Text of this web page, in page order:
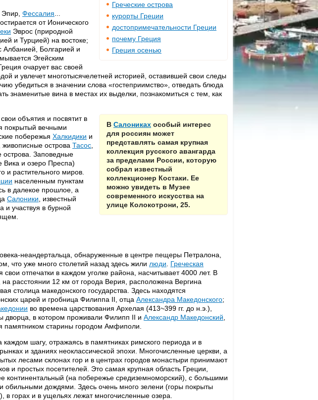
Греческие острова
курорты Греции
достопримечательности Греции
почему Греция
Греция осенью
Эпир, Фессалия
от Ионического
Эврос (природной
и Турцией) на востоке;
Албанией, Болгарией и
Эгейским
очарует вас своей
и увлечет многотысячелетней историей, оставившей свои следы
убедиться в значении слова «гостеприимство», отведать блюда
знаменитые вина в местах их выделки, познакомиться с тем, как
В Салониках особый интерес
для россиян может
представлять самая крупная
коллекция русского авангарда
за пределами России, которую
собрал известный
коллекционер Костаки. Ее
можно увидеть в Музее
современного искусства на
улице Колокотрони, 25.
свои объятия и посвятит в
покрытый вечными
побережья Халкидики и
, живописные острова Тасос
Заповедные
Вика и озеро Преспа)
и растительного миров.
населенным пунктам
в далекое прошлое, а
Салоники , известный
и участвуя в бурной
неандертальца, обнаруженные в центре пещеры Петралона,
что уже много столетий назад здесь жили люди
Греческая
свои отпечатки в каждом уголке района, насчитывает 4000 лет. В
расстоянии 12 км от города Верия, расположена Вергина
столица македонского государства. Здесь находятся
царей и гробница Филиппа II, отца Александра Македонского;
во времена царствования Архелая (413~399 гг. до н.э.),
дворца, в котором проживали Филипп II и Александр Македонский
памятником старины городом Амфиполи.
шагу, отражаясь в памятниках римского периода и в
и зданиях неоклассической эпохи. Многочисленные церкви, а
лесами склонах гор и в центрах городов монастыри принимают
и простых посетителей. Это самая крупная область Греции,
континентальный (на побережье средиземноморский), с большими
обильными дождями. Здесь очень много зелени (горы покрыты
горах и в ущельях лежат многочисленные озера.